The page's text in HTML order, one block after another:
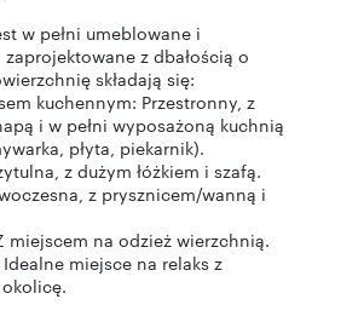
w pełni umeblowane i
z dbałością o
składają się:
kuchennym: Przestronny, z
i w pełni wyposażoną kuchnią
płyta, piekarnik).
z dużym łóżkiem i szafą.
z prysznicem/wanną i
miejscem na odzież wierzchnią.
miejsce na relaks z